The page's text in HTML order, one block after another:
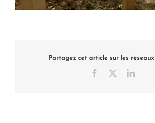
Partagez cet article sur les réseaux
Facebook